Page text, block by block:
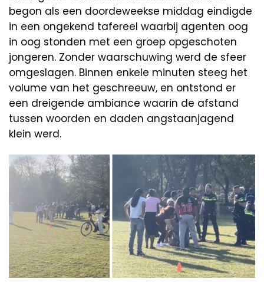
begon als een doordeweekse middag eindigde
in een ongekend tafereel waarbij agenten oog
in oog stonden met een groep opgeschoten
jongeren. Zonder waarschuwing werd de sfeer
omgeslagen. Binnen enkele minuten steeg het
volume van het geschreeuw, en ontstond er
een dreigende ambiance waarin de afstand
tussen woorden en daden angstaanjagend
klein werd.